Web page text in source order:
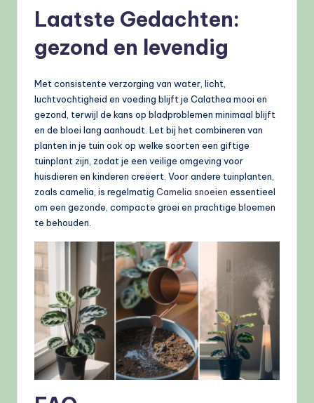
Laatste Gedachten:
gezond en levendig
Met consistente verzorging van water, licht,
luchtvochtigheid en voeding blijft je Calathea mooi en
gezond, terwijl de kans op bladproblemen minimaal blijft
en de bloei lang aanhoudt. Let bij het combineren van
planten in je tuin ook op welke soorten een giftige
tuinplant zijn, zodat je een veilige omgeving voor
huisdieren en kinderen creëert. Voor andere tuinplanten,
zoals camelia, is regelmatig Camelia snoeien essentieel
om een gezonde, compacte groei en prachtige bloemen
te behouden.